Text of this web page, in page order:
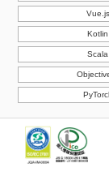
Vue.js
Kotlin
Scala